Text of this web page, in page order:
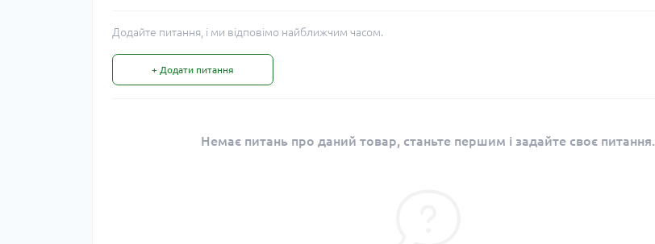
Додайте питання, і ми відповімо найближчим часом.
+ Додати питання
Немає питань про даний товар, станьте першим і задайте своє питання.